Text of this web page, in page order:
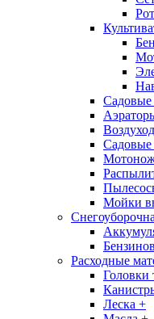
Садовые
Садовые
Мойки
Расходные
Головки
Леска +